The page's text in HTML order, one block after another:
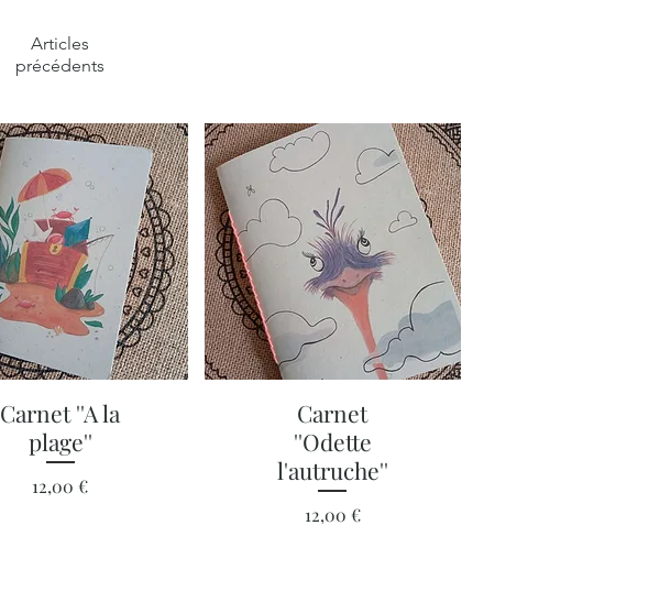
Articles
précédents
Aperçu rapide
Carnet ''A la
plage''
Prix
12,00 €
Aperçu rapide
Carnet
''Odette
l'autruche''
Prix
12,00 €